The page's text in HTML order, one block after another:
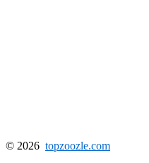
© 2026 topzoozle.com